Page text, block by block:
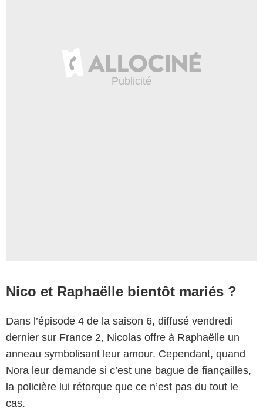
Nico et Raphaëlle bientôt mariés ?
Dans l’épisode 4 de la saison 6, diffusé vendredi
dernier sur France 2, Nicolas offre à Raphaëlle un
anneau symbolisant leur amour. Cependant, quand
Nora leur demande si c’est une bague de fiançailles,
la policière lui rétorque que ce n’est pas du tout le
cas.